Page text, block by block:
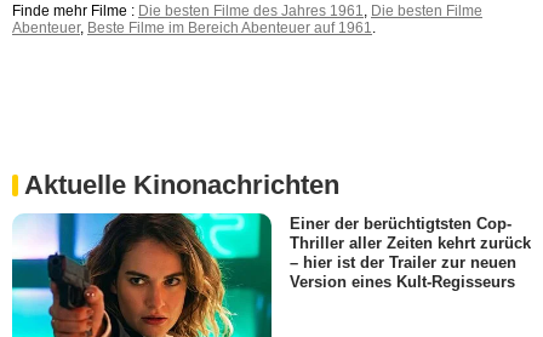
Finde mehr Filme : Die besten Filme des Jahres 1961, Die besten Filme
Abenteuer, Beste Filme im Bereich Abenteuer auf 1961.
Aktuelle Kinonachrichten
Einer der berüchtigtsten Cop-
Thriller aller Zeiten kehrt zurück
– hier ist der Trailer zur neuen
Version eines Kult-Regisseurs